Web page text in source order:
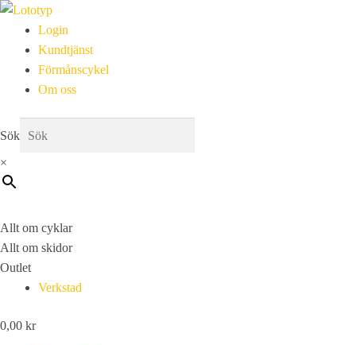
Login
Kundtjänst
Förmånscykel
Om oss
Sök
×
Allt om cyklar
Allt om skidor
Outlet
Verkstad
0,00 kr